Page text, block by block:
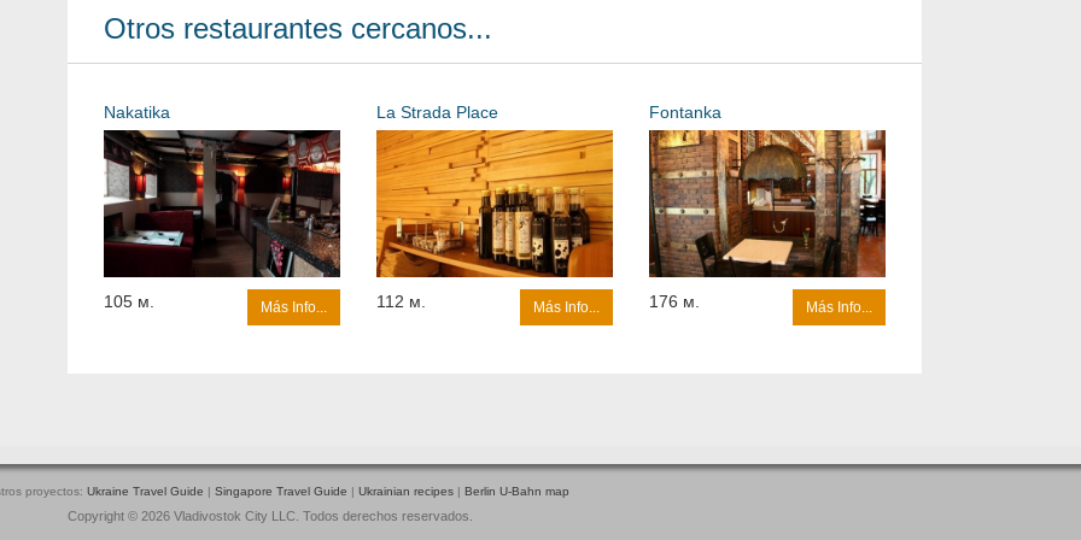
Otros restaurantes cercanos...
Nakatika
105 м. Más Info...
La Strada Place
112 м. Más Info...
Fontanka
176 м. Más Info...
proyectos: Ukraine Travel Guide | Singapore Travel Guide | Ukrainian recipes| Berlin U-Bahn map
Copyright © 2026 Vladivostok City LLC. Todos derechos reservados.